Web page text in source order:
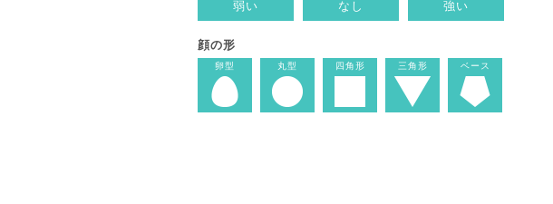
弱い
なし 強い
顔の形
卵型 丸型 四角形 三角形 ベース